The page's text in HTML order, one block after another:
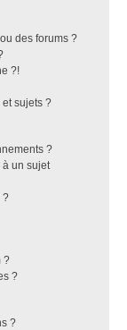
des forums ?
?!
sujets ?
?
à un sujet
?
?
?
?